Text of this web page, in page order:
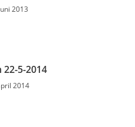
2013
5-2014
2014